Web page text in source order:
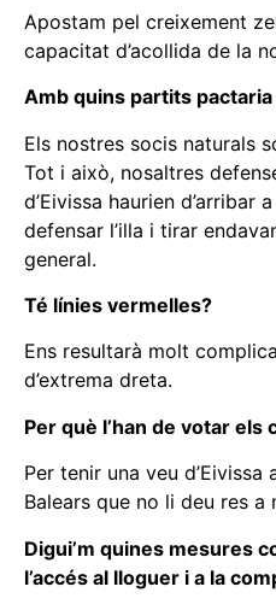
Apostam pel creixement
capacitat d’acollida de la
Amb quins partits
Els nostres socis naturals
Tot i això, nosaltres
d’Eivissa haurien d’arribar
defensar l’illa i tirar
general.
Té línies vermelles?
Ens resultarà molt
d’extrema dreta.
Per què l’han de votar els
Per tenir una veu
Balears que no li deu res a
Digui’m quines mesures
l’accés al lloguer i a la